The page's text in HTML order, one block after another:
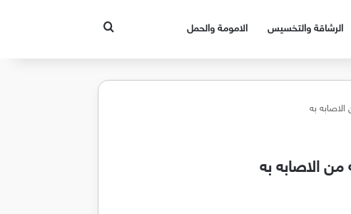
الرشاقة والتخسيس الامومة والحمل بحث عن
به
من الاصابه به